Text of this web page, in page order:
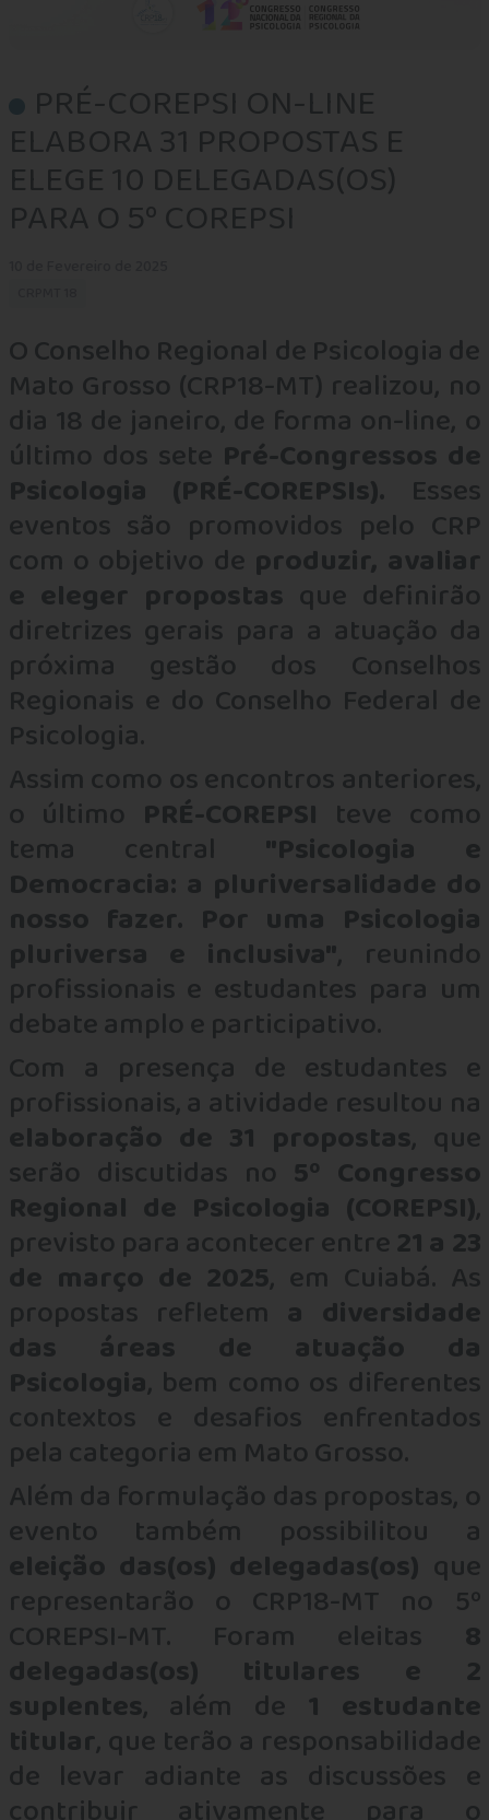
PRÉ-COREPSI ON-LINE
ELABORA 31 PROPOSTAS E
ELEGE 10 DELEGADAS(OS)
PARA O 5º COREPSI
O Conselho Regional de Psicologia de
Mato Grosso (CRP18-MT) realizou, no
dia 18 de janeiro, de forma on-line, o
último dos sete Pré-Congressos de
Psicologia (PRÉ-COREPSIs). Esses
eventos são promovidos pelo CRP
com o objetivo de produzir, avaliar
e eleger propostas que definirão
diretrizes gerais para a atuação da
próxima gestão dos Conselhos
Regionais e do Conselho Federal de
Psicologia.
Assim como os encontros anteriores,
o último PRÉ-COREPSI teve como
tema central "Psicologia e
Democracia: a pluriversalidade do
nosso fazer. Por uma Psicologia
pluriversa e inclusiva", reunindo
profissionais e estudantes para um
debate amplo e participativo.
Com a presença de estudantes e
profissionais, a atividade resultou na
elaboração de 31 propostas, que
serão discutidas no 5º Congresso
Regional de Psicologia (COREPSI),
previsto para acontecer entre 21 a 23
de março de 2025, em Cuiabá. As
propostas refletem a diversidade
das áreas de atuação da
Psicologia, bem como os diferentes
contextos e desafios enfrentados
pela categoria em Mato Grosso.
Além da formulação das propostas, o
evento também possibilitou a
eleição das(os) delegadas(os) que
representarão o CRP18-MT no 5º
COREPSI-MT. Foram eleitas 8
delegadas(os) titulares e 2
suplentes, além de 1 estudante
titular, que terão a responsabilidade
de levar adiante as discussões e